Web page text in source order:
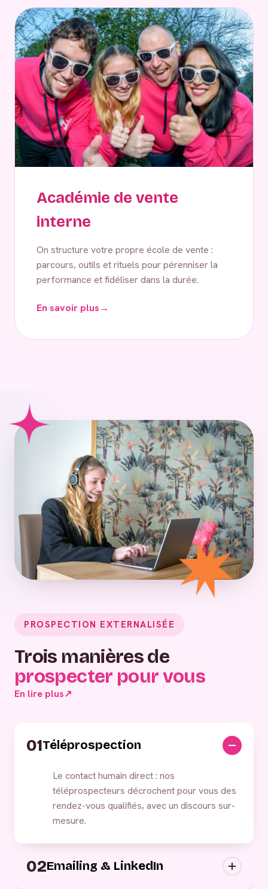
Académie de vente
interne
On structure votre propre école de vente :
parcours, outils et rituels pour pérenniser la
performance et fidéliser dans la durée.
En savoir plus→
PROSPECTION EXTERNALISÉE
Trois manières de
prospecter pour vous
En lire plus↗
01Téléprospection
Le contact humain direct : nos
téléprospecteurs décrochent pour vous des
rendez-vous qualifiés, avec un discours sur-
mesure.
02Emailing & LinkedIn